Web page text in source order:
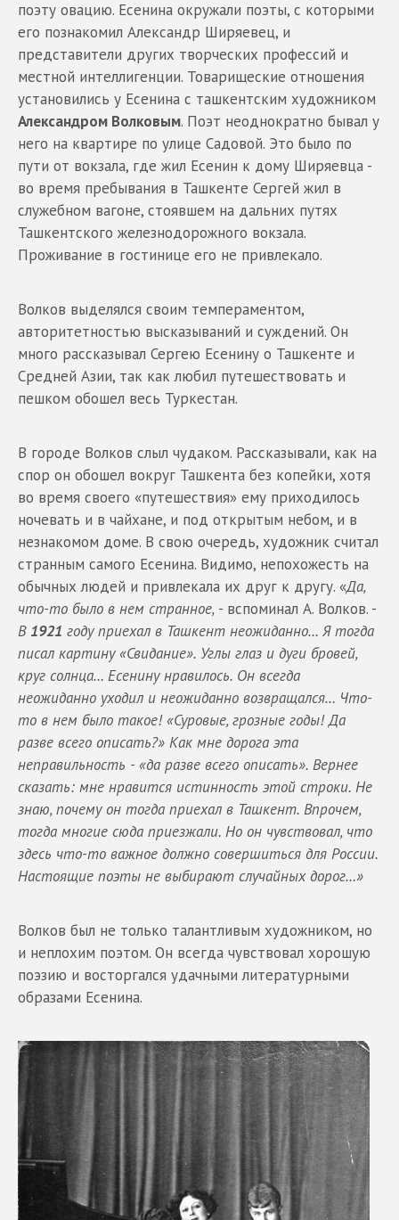
поэту овацию. Есенина окружали поэты, с которыми
его познакомил Александр Ширяевец, и
представители других творческих профессий и
местной интеллигенции. Товарищеские отношения
установились у Есенина с ташкентским художником
Александром Волковым. Поэт неоднократно бывал у
него на квартире по улице Садовой. Это было по
пути от вокзала, где жил Есенин к дому Ширяевца -
во время пребывания в Ташкенте Сергей жил в
служебном вагоне, стоявшем на дальних путях
Ташкентского железнодорожного вокзала.
Проживание в гостинице его не привлекало.
Волков выделялся своим темпераментом,
авторитетностью высказываний и суждений. Он
много рассказывал Сергею Есенину о Ташкенте и
Средней Азии, так как любил путешествовать и
пешком обошел весь Туркестан.
В городе Волков слыл чудаком. Рассказывали, как на
спор он обошел вокруг Ташкента без копейки, хотя
во время своего «путешествия» ему приходилось
ночевать и в чайхане, и под открытым небом, и в
незнакомом доме. В свою очередь, художник считал
странным самого Есенина. Видимо, непохожесть на
обычных людей и привлекала их друг к другу. «Да,
что-то было в нем странное, - вспоминал А. Волков. -
В 1921 году приехал в Ташкент неожиданно… Я тогда
писал картину «Свидание». Углы глаз и дуги бровей,
круг солнца… Есенину нравилось. Он всегда
неожиданно уходил и неожиданно возвращался… Что-
то в нем было такое! «Суровые, грозные годы! Да
разве всего описать?» Как мне дорога эта
неправильность - «да разве всего описать». Вернее
сказать: мне нравится истинность этой строки. Не
знаю, почему он тогда приехал в Ташкент. Впрочем,
тогда многие сюда приезжали. Но он чувствовал, что
здесь что-то важное должно совершиться для России.
Настоящие поэты не выбирают случайных дорог…»
Волков был не только талантливым художником, но
и неплохим поэтом. Он всегда чувствовал хорошую
поэзию и восторгался удачными литературными
образами Есенина.